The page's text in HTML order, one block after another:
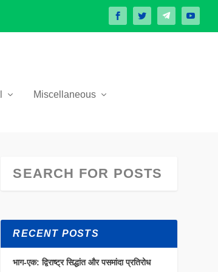
Miscellaneous
RECENT POSTS
भाग-एक: द्विराष्ट्र सिद्धांत और पसमांदा प्रतिरोध